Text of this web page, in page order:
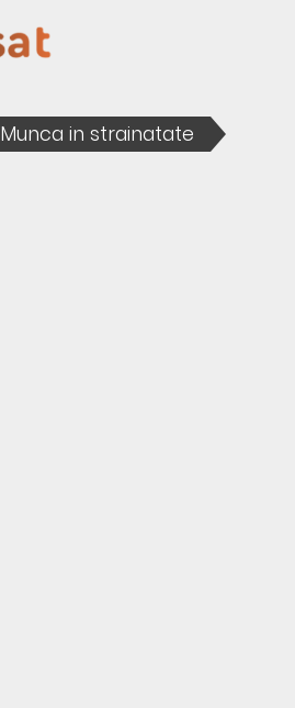
Munca in strainatate